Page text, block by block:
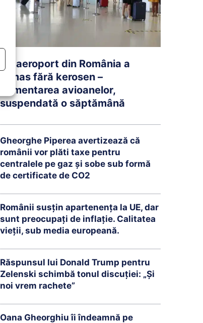
Un aeroport din România a
rămas fără kerosen –
Alimentarea avioanelor,
suspendată o săptămână
Gheorghe Piperea avertizează că
românii vor plăti taxe pentru
centralele pe gaz și sobe sub formă
de certificate de CO2
Românii susțin apartenența la UE, dar
sunt preocupați de inflație. Calitatea
vieții, sub media europeană.
Răspunsul lui Donald Trump pentru
Zelenski schimbă tonul discuției: „Și
noi vrem rachete”
Oana Gheorghiu îi îndeamnă pe